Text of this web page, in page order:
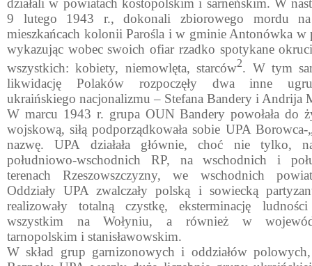
działali w powiatach kostopolskim i sarneńskim. W
9 lutego 1943 r., dokonali zbiorowego mordu
mieszkańcach kolonii Parośla i w gminie Antonówka w
wykazując wobec swoich ofiar rzadko spotykane
wszystkich: kobiety, niemowlęta, starców2. W tym
likwidację Polaków roz­poczęły dwa inne
ukraińskiego nacjonalizmu – Stefana Bandery i Andrija
W marcu 1943 r. grupa OUN Bandery powołała do
wojskową, siłą podporządkowała sobie UPA
nazwę. UPA działała głównie, choć nie tylko,
południowo-wschodnich RP, na wschodnich i
terenach Rzeszowszczyzny, we wschodnich
Oddziały UPA zwalczały polską i sowiec­ką
realizowały totalną czystkę, eksterminację
wszystkim na Wołyniu, a również w
tarnopolskim i stanisławowskim.
W skład grup garnizonowych i oddziałów polowych,